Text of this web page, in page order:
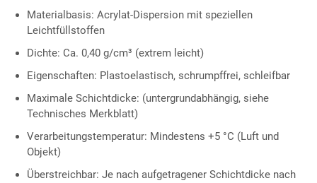
Materialbasis: Acrylat-Dispersion mit speziellen
Leichtfüllstoffen
Dichte: Ca. 0,40 g/cm³ (extrem leicht)
Eigenschaften: Plastoelastisch, schrumpffrei, schleifbar
Maximale Schichtdicke: (untergrundabhängig, siehe
Technisches Merkblatt)
Verarbeitungstemperatur: Mindestens +5 °C (Luft und
Objekt)
Überstreichbar: Je nach aufgetragener Schichtdicke nach